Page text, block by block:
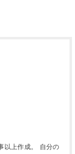
以上作成。 自分の